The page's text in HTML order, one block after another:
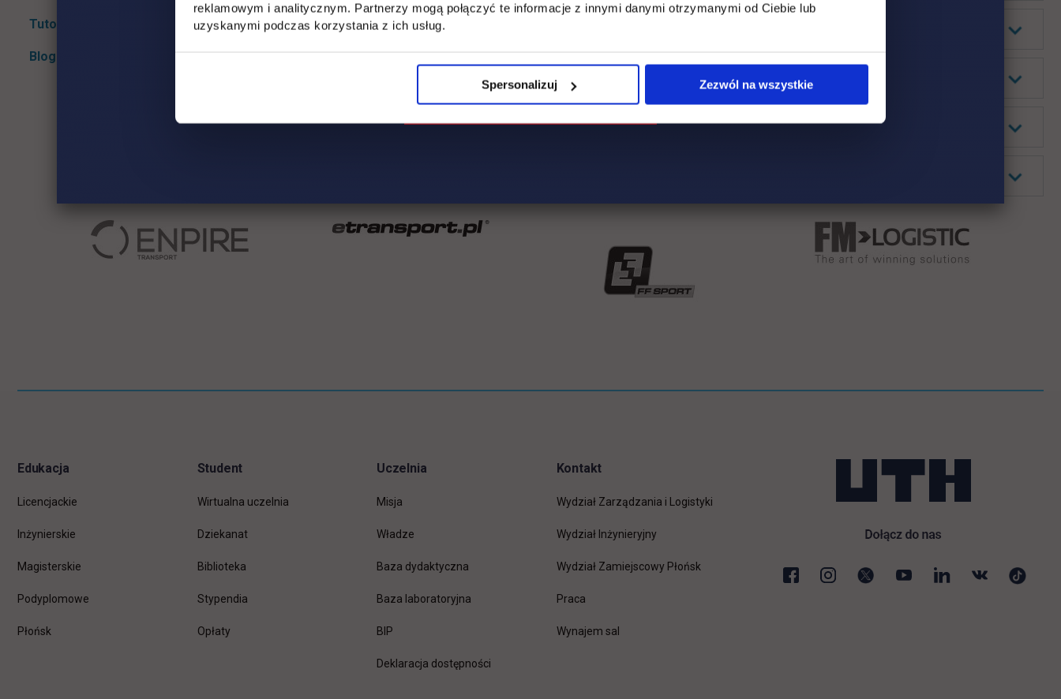
reklamowym i analitycznym. Partnerzy mogą połączyć te informacje z innymi danymi otrzymanymi od Ciebie lub
uzyskanymi podczas korzystania z ich usług.
Spersonalizuj Zezwól na wszystkie
Tutoring
Blog
System wsparcia w zakresie kulturalnym
System wsparcia w zakresie wejścia na rynek pracy
System wsparcia w zakresie nauki zdalnej
Edukacja
Licencjackie
Inżynierskie
Magisterskie
Podyplomowe
Płońsk
Student
Wirtualna uczelnia
Dziekanat
Biblioteka
Stypendia
Opłaty
Uczelnia
Misja
Władze
Baza dydaktyczna
Baza laboratoryjna
BIP
Deklaracja dostępności
Kontakt
Wydział Zarządzania i Logistyki
Wydział Inżynieryjny
Wydział Zamiejscowy Płońsk
Pracalink otwiera się w nowej karcie
Wynajem sal